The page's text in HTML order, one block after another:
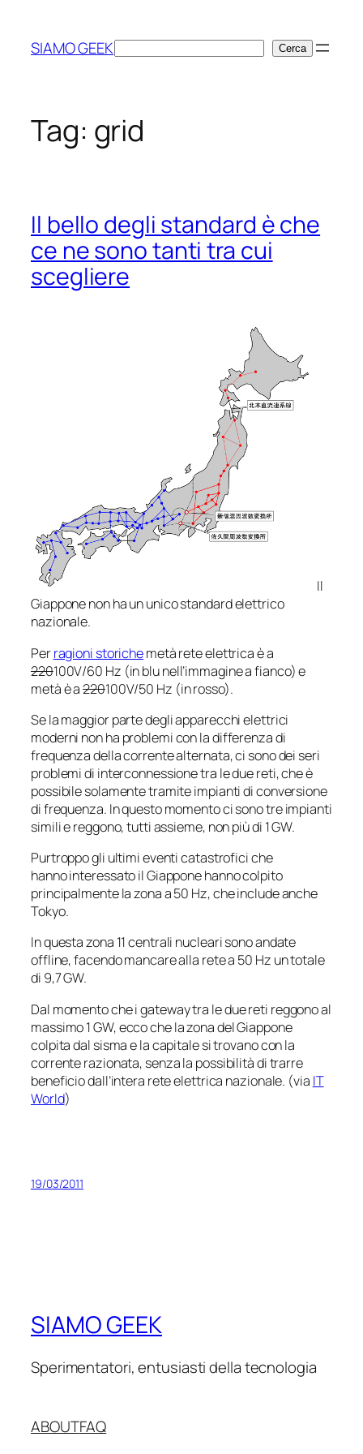
contenuto
SIAMO GEEKCerca Cerca
Tag: grid
Il bello degli standard è che
ce ne sono tanti tra cui
scegliere
Il
Giappone non ha un unico standard elettrico
nazionale.
Perragioni storichemetà rete elettrica è a
220100V/60 Hz (in blu nell’immagine a fianco) e
metà è a220100V/50 Hz (in rosso).
Se la maggior parte degli apparecchi elettrici
moderni non ha problemi con la differenza di
frequenza della corrente alternata, ci sono dei seri
problemi di interconnessione tra le due reti, che è
possibile solamente tramite impianti di conversione
di frequenza. In questo momento ci sono tre impianti
simili e reggono, tutti assieme, non più di 1 GW.
Purtroppo gli ultimi eventi catastrofici che
hanno interessato il Giappone hanno colpito
principalmente la zona a 50 Hz, che include anche
Tokyo.
In questa zona 11 centrali nucleari sono andate
offline, facendo mancare alla rete a 50 Hz un totale
di 9,7 GW.
Dal momento che igatewaytra le due reti reggono al
massimo 1 GW, ecco che la zona del Giappone
colpita dal sisma e la capitale si trovano con la
corrente razionata, senza la possibilità di trarre
beneficio dall’intera rete elettrica nazionale. (via IT
World)
19/03/2011
SIAMO GEEK
Sperimentatori, entusiasti della tecnologia
ABOUTFAQ